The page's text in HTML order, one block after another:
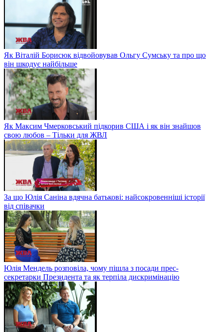
Як Віталій Борисюк відвойовував Ольгу Сумську та про що
він шкодує найбільше
Як Максим Чмерковський підкорив США і як він знайшов
свою любов – Тільки для ЖВЛ
За що Юлія Саніна вдячна батькові: найсокровенніші історії
від співачки
Юлія Мендель розповіла, чому пішла з посади прес-
секретарки Президента та як терпіла дискримінацію